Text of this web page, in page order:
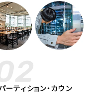
ーティション・カウン